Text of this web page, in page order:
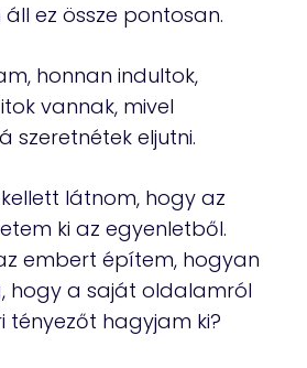
ez össze pontosan.
honnan indultok,
vannak, mivel
szeretnétek eljutni.
látnom, hogy az
ki az egyenletből.
embert építem, hogyan
hogy a saját oldalamról
tényezőt hagyjam ki?